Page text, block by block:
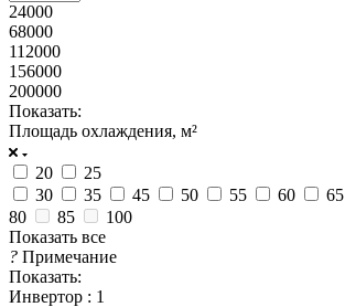
24000
68000
112000
156000
200000
Показать:
Площадь охлаждения, м²
20
25
30
35 45 50 55 60 65
80
85
100
Показать все
? Примечание
Показать:
Инвертор : 1